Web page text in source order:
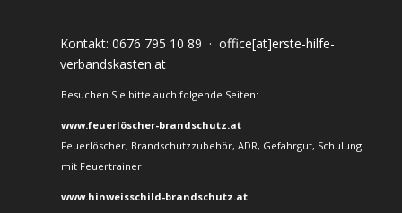
Kontakt: 0676 795 10 89 · office[at]erste-hilfe-
verbandskasten.at
Besuchen Sie bitte auch folgende Seiten:
www.feuerlöscher-brandschutz.at
Feuerlöscher, Brandschutzzubehör, ADR, Gefahrgut, Schulung
mit Feuertrainer
www.hinweisschild-brandschutz.at